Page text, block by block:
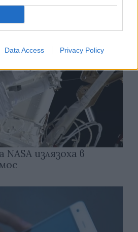
Data Access Privacy Policy
излязоха в